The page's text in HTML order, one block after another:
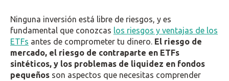
Ninguna inversión está libre de riesgos, y es
fundamental que conozcas los riesgos y ventajas de los
ETFs antes de comprometer tu dinero. El riesgo de
mercado, el riesgo de contraparte en ETFs
sintéticos, y los problemas de liquidez en fondos
pequeños son aspectos que necesitas comprender